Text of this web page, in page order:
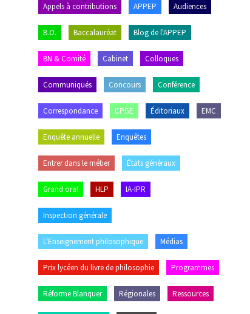
Appels à contributions APPEP Audiences
B.O. Baccalauréat Blog de l'APPEP
BN & Comité Cabinet Colloques
Communiqués Concours Conférence
Correspondance CPGE Éditoriaux EMC
Enquête annuelle Enquêtes
Entrer dans le métier États généraux
Grand oral HLP IA-IPR
Inspection générale
L'Enseignement philosophique Médias
Prix lycéen du livre de philosophie Programmes
Réforme Blanquer Régionales Ressources